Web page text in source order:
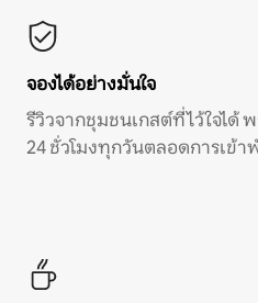
จองได้อย่างมั่นใจ
รีวิวจากชุมชนเกสต์ที่ไว้ใจได้
24 ชั่วโมงทุกวันตลอดการเข้า